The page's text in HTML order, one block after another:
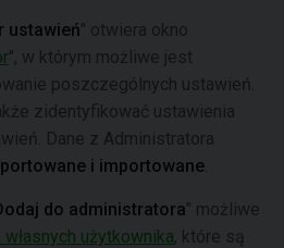
ustawień" otwiera okno
", w którym możliwe jest
poszczególnych ustawień.
zidentyfikować ustawienia
Dane z Administratora
i importowane
do administratora" możliwe
użytkownika, które są